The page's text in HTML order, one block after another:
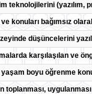
teknolojilerini (yazılım,
konuları bağımsız
düşüncelerini
karşılaşılan ve
boyu öğrenme
toplanması,